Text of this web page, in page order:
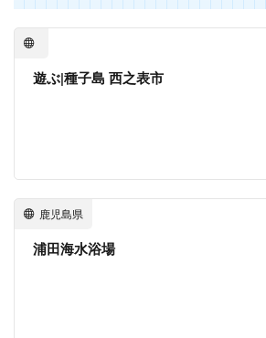
遊ぶ|種子島 西之表市
鹿児島県
浦田海水浴場